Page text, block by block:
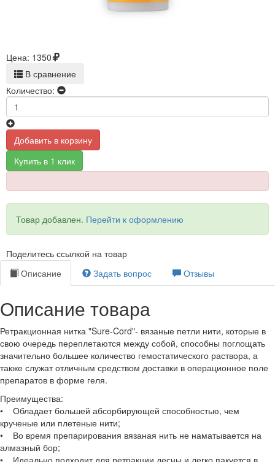
Цена: 1350
В сравнение
Количество:
Добавить в корзину
Купить в 1 клик
Товар добавлен. Перейти к оформлению
Поделитесь ссылкой на товар
Описание
Задать вопрос Отзывы
Описание товара
Ретракционная нитка "Sure-Cord"- вязаные петли нити, которые в
свою очередь переплетаются между собой, способны поглощать
значительно большее количество гемостатического раствора, а
также служат отличным средством доставки в операционное поле
препаратов в форме геля.
Преимущества:
• Обладает большей абсорбирующей способностью, чем
крученые или плетеные нити;
• Во время препарирования вязаная нить не наматывается на
алмазный бор;
• Идеально подходит для ретракции десны и легко пакуется в